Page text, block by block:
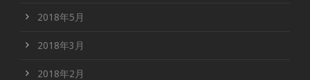
2018年5月
2018年3月
2018年2月